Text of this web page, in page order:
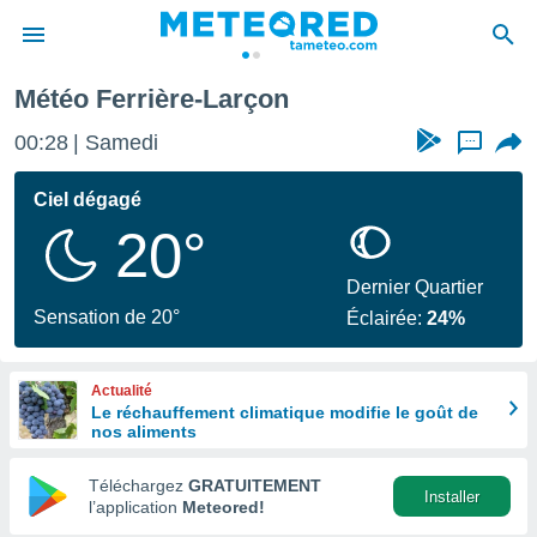
de
en
Météo Ferrière-Larçon
00:28 Samedi ...
Ciel dégagé
20°
Sensation de 20°
Dernier Quartier
Éclairée:24%
Actualité
Le réchauffement climatique modifie le goût de
nos aliments
Téléchargez GRATUITEMENT
l’application Meteored!
Installer